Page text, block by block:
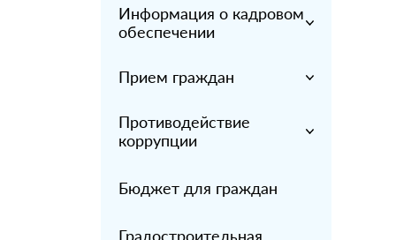
Информация о кадровом
обеспечении
Прием граждан
Противодействие
коррупции
Бюджет для граждан
Градостроительная